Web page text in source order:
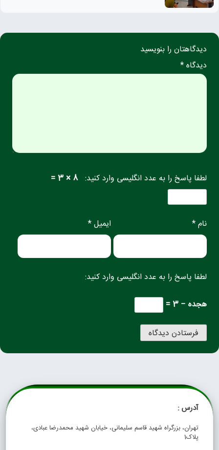
دیدگاهتان را بنویسید
دیدگاه *
لطفا پاسخ را به عدد انگلیسی وارد کنید: 8 × 3 =
نام * ایمیل *
لطفا پاسخ را به عدد انگلیسی وارد کنید:
هجده − 3 =
آدرس :
تهران، بزرگراه شهید قاسم سلیمانی، خیابان شهید محمدرضا عبادی،
پلاک1